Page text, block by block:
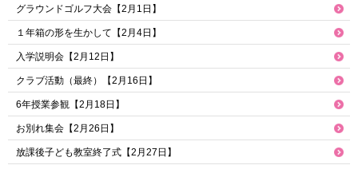
グラウンドゴルフ大会【2月1日】
１年箱の形を生かして【2月4日】
入学説明会【2月12日】
クラブ活動（最終）【2月16日】
6年授業参観【2月18日】
お別れ集会【2月26日】
放課後子ども教室終了式【2月27日】